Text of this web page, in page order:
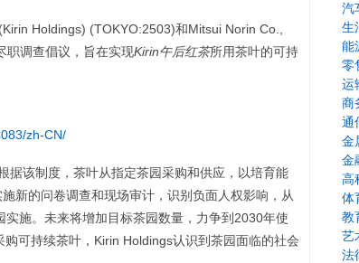
Holdings) (TOKYO:2503)和Mitsui Norin Co.,
职调查倡议，旨在实现Kirin午后红茶所用茶叶的可持
zh-CN/
据该制度，茶叶从指定茶园采购和供应，以培育能
新的问卷调查和现场审计，识别负面人权影响，从
施。未来将增加目标茶园数量，力争到2030年使
购可持续茶叶，Kirin Holdings认识到茶园面临的社会
汽
生
能
零
运
商
通
金
金
高
体
教
艺
法